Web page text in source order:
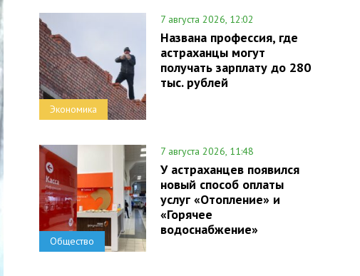
Экономика
7 августа 2026, 12:02
Названа профессия, где
астраханцы могут
получать зарплату до 280
тыс. рублей
Общество
7 августа 2026, 11:48
У астраханцев появился
новый способ оплаты
услуг «Отопление» и
«Горячее
водоснабжение»